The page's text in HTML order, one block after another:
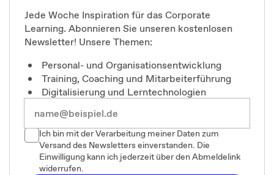
Jede Woche Inspiration für das Corporate
Learning. Abonnieren Sie unseren kostenlosen
Newsletter! Unsere Themen:
Personal- und Organisationsentwicklung
Training, Coaching und Mitarbeiterführung
Digitalisierung und Lerntechnologien
Ich bin mit der Verarbeitung meiner Daten zum
Versand des Newsletters einverstanden. Die
Einwilligung kann ich jederzeit über den Abmeldelink
widerrufen.